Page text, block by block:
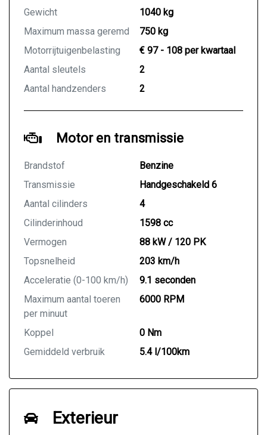
Gewicht
1040 kg
Maximum massa geremd
750 kg
Motorrijtuigenbelasting
€ 97 - 108 per kwartaal
Aantal sleutels
2
Aantal handzenders
2
Motor en transmissie
Brandstof
Benzine
Transmissie
Handgeschakeld 6
Aantal cilinders
4
Cilinderinhoud
1598 cc
Vermogen
88 kW / 120 PK
Topsnelheid
203 km/h
Acceleratie (0-100 km/h)
9.1 seconden
Maximum aantal toeren
per minuut
6000 RPM
Koppel
0 Nm
Gemiddeld verbruik
5.4 l/100km
Exterieur